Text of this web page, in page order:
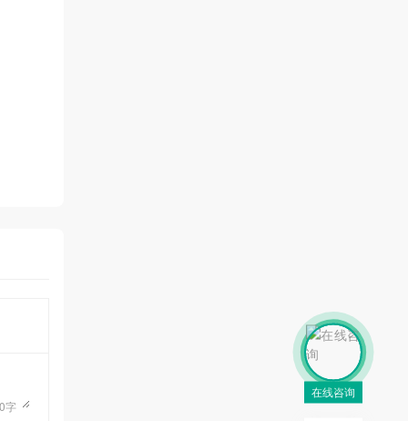
字
在线咨询